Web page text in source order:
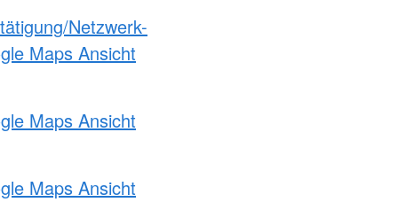
Netzwerk-
Maps Ansicht
Maps Ansicht
Maps Ansicht